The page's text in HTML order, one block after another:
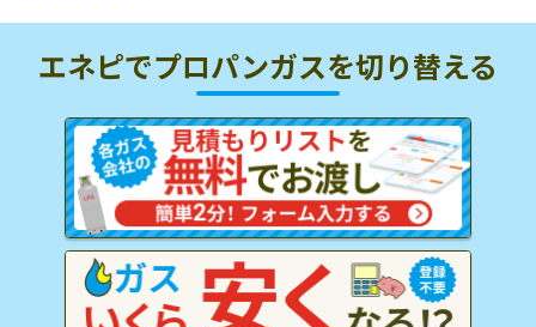
エネピでプロパンガスを切り替える